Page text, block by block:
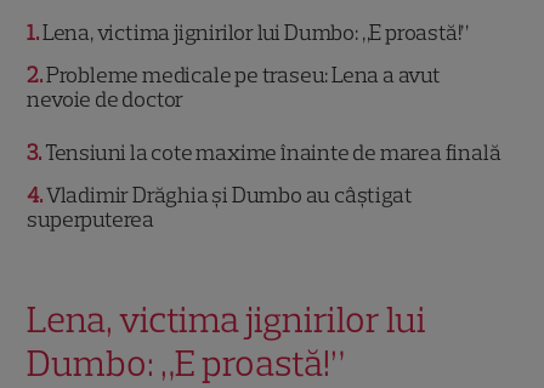
1 Lena, victima jignirilor lui Dumbo: „E proastă!”
2 Probleme medicale pe traseu: Lena a avut
nevoie de doctor
3 Tensiuni la cote maxime înainte de marea finală
4 Vladimir Drăghia și Dumbo au câștigat
superputerea
Lena, victima jignirilor lui
Dumbo: „E proastă!”